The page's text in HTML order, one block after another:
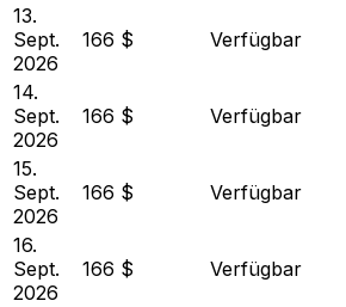
13.
Sept.
2026
166 $ Verfügbar
14.
Sept.
2026
166 $ Verfügbar
15.
Sept.
2026
166 $ Verfügbar
16.
Sept.
2026
166 $ Verfügbar